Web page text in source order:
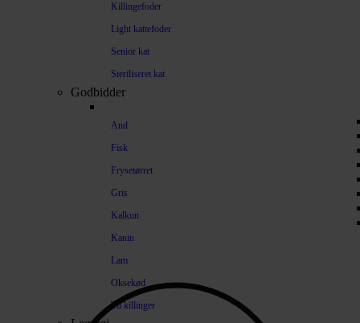
Killingefoder
Light kattefoder
Senior kat
Steriliseret kat
Godbidder
And
Fisk
Frysetørret
Gris
Kalkun
Kanin
Lam
Oksekød
Til killinger